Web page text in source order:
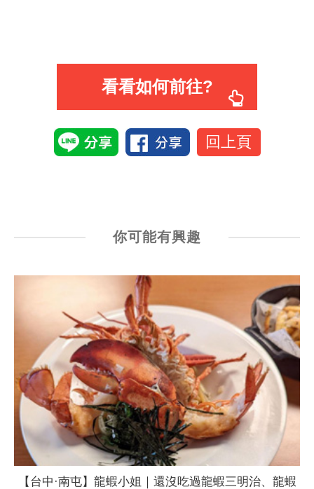
看看如何前往?
回上頁
你可能有興趣
【台中·南屯】龍蝦小姐｜還沒吃過龍蝦三明治、龍蝦